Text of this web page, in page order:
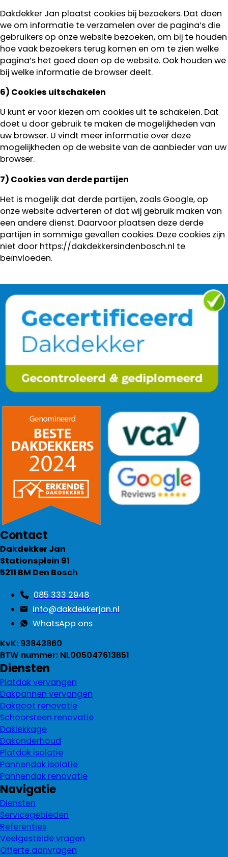
Dakdekker Jan plaatst cookies bij bezoekers. Dat doen
we om informatie te verzamelen over de pagina’s die
gebruikers op onze website bezoeken, om bij te houden
hoe vaak bezoekers terug komen en om te zien welke
pagina’s het goed doen op de website. Ook houden we
bij welke informatie de browser deelt.
6) Cookies uitschakelen
U kunt er voor kiezen om cookies uit te schakelen. Dat
doet u door gebruik te maken de mogelijkheden van
uw browser. U vindt meer informatie over deze
mogelijkheden op de website van de aanbieder van uw
browser.
7) Cookies van derde partijen
Het is mogelijk dat derde partijen, zoals Google, op
onze website adverteren of dat wij gebruik maken van
een andere dienst. Daarvoor plaatsen deze derde
partijen in sommige gevallen cookies. Deze cookies zijn
niet door https://dakdekkersindenbosch.nl te
beïnvloeden.
Contact
Dakdekker Jan
Stationsplein 91
5211 BM Den Bosch
085 333 2948
info@dakdekkerjan.nl
WhatsApp ons
KvK: 93843860
BTW nummer: NL005047613B51
Diensten
Platdak vervangen
Dakpannen vervangen
Dakgoot renovatie
Schoorsteen renovatie
Daklekkage
Dakonderhoud
Platdak isolatie
Pannendak isolatie
Pannendak renovatie
Navigatie
Diensten
Servicegebieden
Referenties
Veelgestelde vragen
Offerte aanvragen